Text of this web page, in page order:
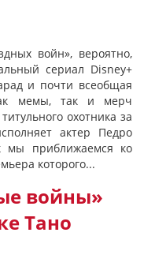
войн», вероятно,
сериал Disney+
и почти всеобщая
мемы, так и мерч
охотника за
актер Педро
мы приближаемся ко
которого...
войны»
Тано